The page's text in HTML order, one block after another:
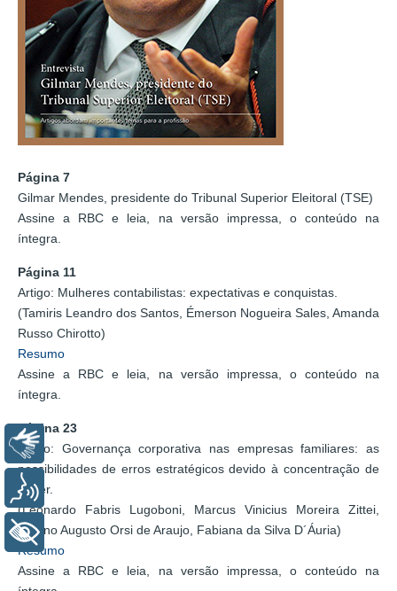
Página 7
Gilmar Mendes, presidente do Tribunal Superior Eleitoral (TSE)
Assine a RBC e leia, na versão impressa, o conteúdo na
íntegra.
Página 11
Artigo: Mulheres contabilistas: expectativas e conquistas.
(Tamiris Leandro dos Santos, Émerson Nogueira Sales, Amanda
Russo Chirotto)
Resumo
Assine a RBC e leia, na versão impressa, o conteúdo na
íntegra.
Página 23
Artigo: Governança corporativa nas empresas familiares: as
possibilidades de erros estratégicos devido à concentração de
poder.
(Leonardo Fabris Lugoboni, Marcus Vinicius Moreira Zittei,
Juliano Augusto Orsi de Araujo, Fabiana da Silva D´Áuria)
Resumo
Assine a RBC e leia, na versão impressa, o conteúdo na
Libras
+ Acessibilidade